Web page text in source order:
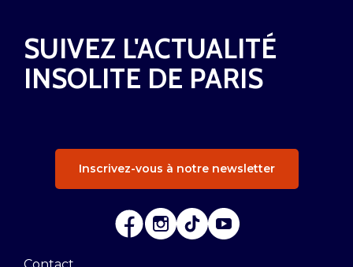
SUIVEZ L'ACTUALITÉ
INSOLITE DE PARIS
Inscrivez-vous à notre newsletter